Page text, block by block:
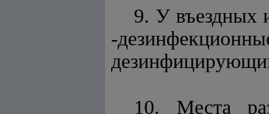
9. У въездных
-
10. Места